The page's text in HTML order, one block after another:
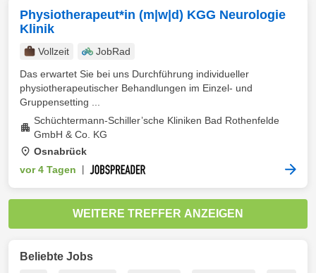
Physiotherapeut*in (m|w|d) KGG Neurologie
Klinik
Vollzeit
JobRad
Das erwartet Sie bei uns Durchführung individueller
physiotherapeutischer Behandlungen im Einzel- und
Gruppensetting ...
Schüchtermann-Schiller’sche Kliniken Bad Rothenfelde
GmbH & Co. KG
Osnabrück
vor 4 Tagen
WEITERE TREFFER ANZEIGEN
Beliebte Jobs